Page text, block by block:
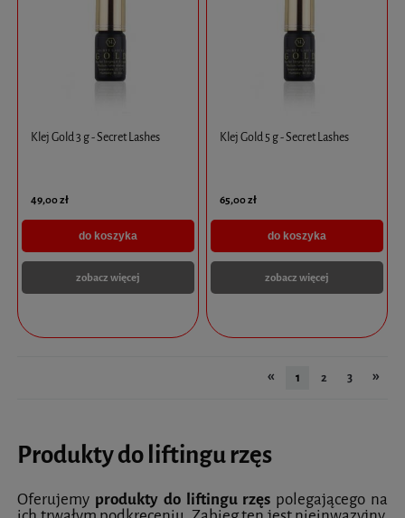
Klej Gold 3 g - Secret Lashes
49,00 zł
do koszyka
zobacz więcej
Klej Gold 5 g - Secret Lashes
65,00 zł
do koszyka
zobacz więcej
« 1 2 3 »
Produkty do liftingu rzęs
Oferujemy produkty do liftingu rzęs polegającego na